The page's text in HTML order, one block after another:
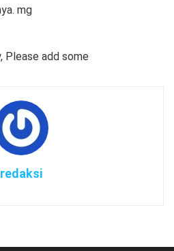
mg
Please add some
redaksi